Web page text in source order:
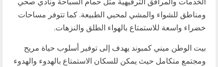
ومناطق للشواء والمشي لمحبي الطبيعة. كما تتوفر مساحات
خضراء واسعة للاستمتاع بالهواء الطلق والنزهات.
بيت الوطن ميني كمبوند يهدف إلى توفير أسلوب حياة مريح
ومجتمع متكامل حيث يمكن للسكان الاستمتاع بالهدوء والهدوء